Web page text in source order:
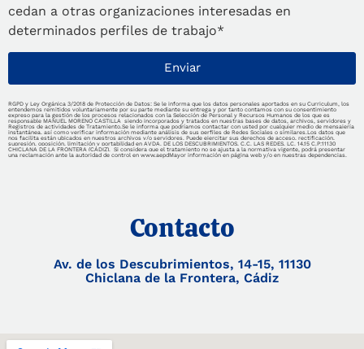
cedan a otras organizaciones interesadas en
determinados perfiles de trabajo*
Enviar
RGPD y Ley Orgánica 3/2018 de Protección de Datos: Se le informa que los datos personales aportados en su Curriculum, los
entendemos remitidos voluntariamente por su parte mediante su entrega y por tanto contamos con su consentimiento
expreso para la gestión de los procesos relacionados con la Selección de Personal y Recursos Humanos de los que es
responsable MANUEL MORENO CASTILLA siendo incorporados y tratados en nuestras bases de datos, archivos, servidores y
Registros de actividades de Tratamiento.Se le informa que podríamos contactar con usted por cualquier medio de mensajería
instantánea, así como verificar información mediante análisis de sus perfiles de Redes Sociales o similares.Los datos que
nos facilita están ubicados en nuestros archivos y/o servidores. Puede ejercitar sus derechos de acceso, rectificación,
supresión, oposición, limitación y portabilidad en AVDA. DE LOS DESCUBRIMIENTOS, C.C. LAS REDES, LC. 14,15 C.P:11130
CHICLANA DE LA FRONTERA (CÁDIZ). Si considera que el tratamiento no se ajusta a la normativa vigente, podrá presentar
una reclamación ante la autoridad de control en www.aepdMayor información en página web y/o en nuestras dependencias.
Contacto
Av. de los Descubrimientos, 14-15, 11130
Chiclana de la Frontera, Cádiz